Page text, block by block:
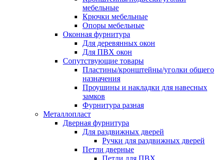
мебельные
Крючки мебельные
Опоры мебельные
Оконная фурнитура
Для деревянных окон
Для ПВХ окон
Сопутствующие товары
Пластины/кронштейны/уголки общего
назначения
Проушины и накладки для навесных
замков
Фурнитура разная
Металлопласт
Дверная фурнитура
Для раздвижных дверей
Ручки для раздвижных дверей
Петли дверные